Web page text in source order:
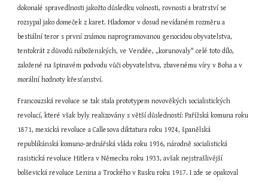
dokonalé spravedlnosti jakožto důsledku volnosti, rovnosti a bratrství se
rozsypal jako domeček z karet. Hladomor v dosud nevídaném rozměru a
bestiální teror s první známou naprogramovanou genocidou obyvatelstva,
tentokrát z důvodů náboženských, ve Vendée, „korunovaly" celé toto dílo,
založené na špinavém podvodu vůči obyvatelstvu, zbavenému víry v Boha a v
morální hodnoty křesťanství.
Francouzská revoluce se tak stala prototypem novověkých socialistických
revolucí, které však byly realizovány s větší důsledností: Pařížská komuna roku
1871, mexická revoluce a Callesova diktatura roku 1924, španělská
republikánská komuno-zednářská vláda roku 1936, národně socialistická
rasistická revoluce Hitlera v Německu roku 1933, avšak nejstrašlivější
bolševická revoluce Lenina a Trockého v Rusku roku 1917. I zde se opakoval